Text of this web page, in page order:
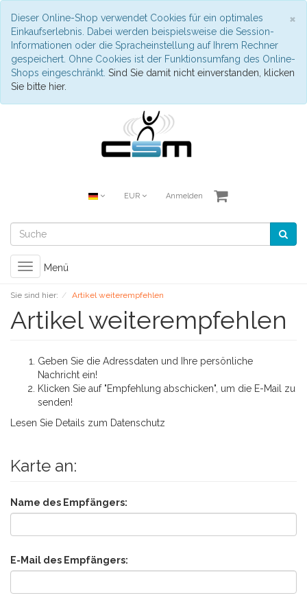
×
Dieser Online-Shop verwendet Cookies für ein optimales
Einkaufserlebnis. Dabei werden beispielsweise die Session-
Informationen oder die Spracheinstellung auf Ihrem Rechner
gespeichert. Ohne Cookies ist der Funktionsumfang des Online-
Shops eingeschränkt. Sind Sie damit nicht einverstanden, klicken
Sie bitte hier.
EUR Anmelden
Toggle
navigation
Menü
Sie sind hier: Artikel weiterempfehlen
Artikel weiterempfehlen
Geben Sie die Adressdaten und Ihre persönliche
Nachricht ein!
Klicken Sie auf "Empfehlung abschicken", um die E-Mail zu
senden!
Lesen Sie Details zum Datenschutz
Karte an:
Name des Empfängers:
E-Mail des Empfängers: